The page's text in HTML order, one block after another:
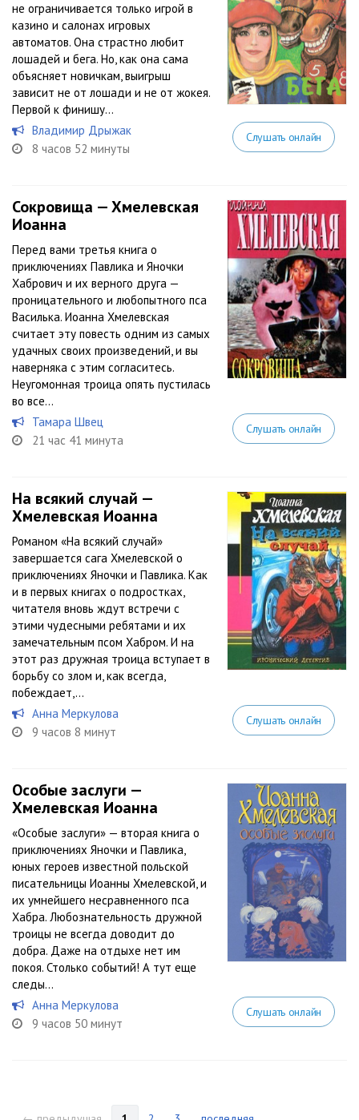
не ограничивается только игрой в
казино и салонах игровых
автоматов. Она страстно любит
лошадей и бега. Но, как она сама
объясняет новичкам, выигрыш
зависит не от лошади и не от жокея.
Первой к финишу...
Владимир Дрыжак
8 часов 52 минуты
Слушать онлайн
Сокровища — Хмелевская
Иоанна
Перед вами третья книга о
приключениях Павлика и Яночки
Хабрович и их верного друга —
проницательного и любопытного пса
Василька. Иоанна Хмелевская
считает эту повесть одним из самых
удачных своих произведений, и вы
наверняка с этим согласитесь.
Неугомонная троица опять пустилась
во все...
Тамара Швец
21 час 41 минута
Слушать онлайн
На всякий случай —
Хмелевская Иоанна
Романом «На всякий случай»
завершается сага Хмелевской о
приключениях Яночки и Павлика. Как
и в первых книгах о подростках,
читателя вновь ждут встречи с
этими чудесными ребятами и их
замечательным псом Хабром. И на
этот раз дружная троица вступает в
борьбу со злом и, как всегда,
побеждает,...
Анна Меркулова
9 часов 8 минут
Слушать онлайн
Особые заслуги —
Хмелевская Иоанна
«Особые заслуги» — вторая книга о
приключениях Яночки и Павлика,
юных героев известной польской
писательницы Иоанны Хмелевской, и
их умнейшего несравненного пса
Хабра. Любознательность дружной
троицы не всегда доводит до
добра. Даже на отдыхе нет им
покоя. Столько событий! А тут еще
следы...
Анна Меркулова
9 часов 50 минут
Слушать онлайн